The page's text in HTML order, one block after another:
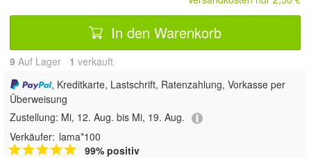
In den Warenkorb
9 Auf Lager 1 verkauft
, Kreditkarte, Lastschrift, Ratenzahlung, Vorkasse per
Überweisung
Zustellung: Mi, 12. Aug. bis Mi, 19. Aug.
Verkäufer: lama*100
99% positiv